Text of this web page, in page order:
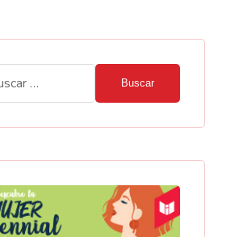
Buscar